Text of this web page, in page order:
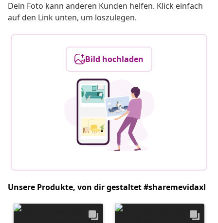
Dein Foto kann anderen Kunden helfen. Klick einfach
auf den Link unten, um loszulegen.
Bild hochladen
Unsere Produkte, von dir gestaltet #sharemevidaxl